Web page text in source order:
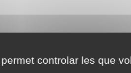
controlar les que